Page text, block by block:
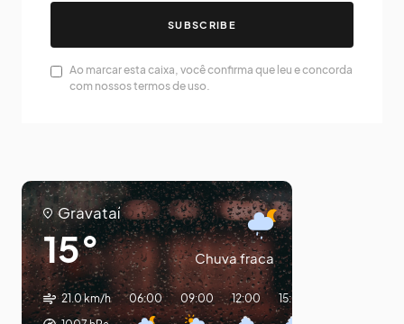
SUBSCRIBE
Ao marcar esta caixa, você confirma que leu e concorda
com nossos termos de uso.
Gravataí
15° Chuva fraca
21.0 km/h
06:00 09:00 12:00 15:00